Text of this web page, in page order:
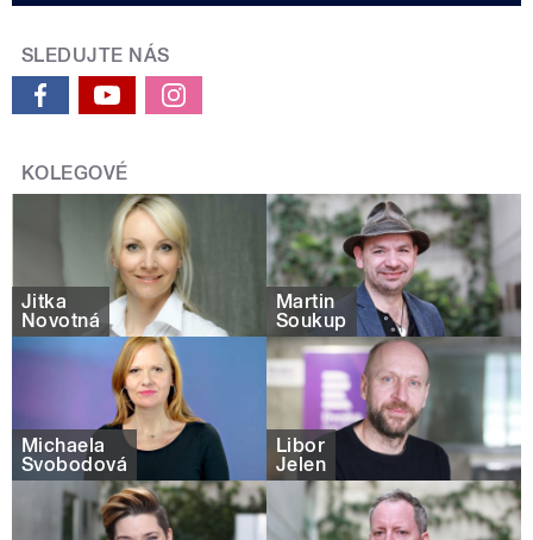
SLEDUJTE NÁS
KOLEGOVÉ
Jitka
Novotná
Martin
Soukup
Michaela
Svobodová
Libor
Jelen